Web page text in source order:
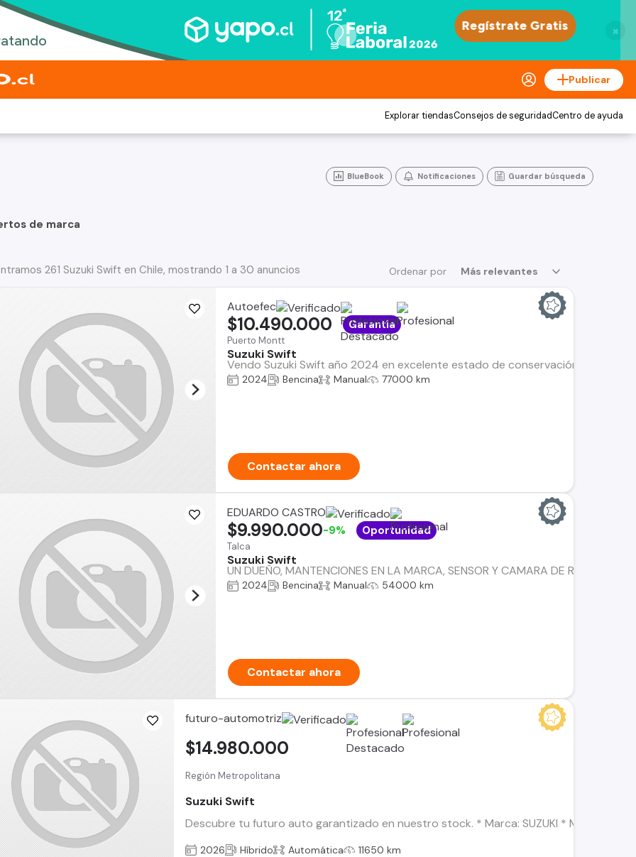
×
Publicar
Explorar tiendasConsejos de seguridadCentro de ayuda
BlueBook Notificaciones Guardar búsqueda
de marca
Ordenar por Más relevantes
261 Suzuki Swift en Chile, mostrando 1 a 30 anuncios
Autoefec
Puerto Montt
Suzuki Swift
Vendo Suzuki Swift año 2024 en excelente estado de conservación, un
$10.490.000 Garantía
2024 Bencina Manual 77000 km
Contactar ahora
EDUARDO CASTRO
Talca
Suzuki Swift
UN DUEÑO, MANTENCIONES EN LA MARCA, SENSOR Y CAMARA DE
$9.990.000-9% Oportunidad
2024 Bencina Manual 54000 km
Contactar ahora
futuro-automotriz
Región Metropolitana
Suzuki Swift
Descubre tu futuro auto garantizado en nuestro stock. * Marca: SUZUKI * Modelo:
$14.980.000
2026 Híbrido Automática 11650 km